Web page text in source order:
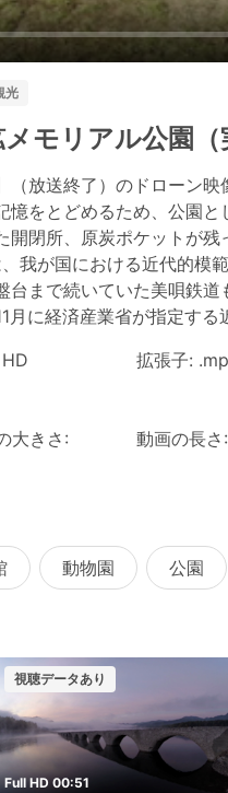
光
モリアル公園（
放送終了）のドローン映
をとどめるため、公園と
閉所、原炭ポケットが
我が国における近代的模
まで続いていた美唄鉄道
に経済産業省が指定する
拡張子:
大きさ:
動画の長
動物園 公園
視聴データあり
Full HD 00:51